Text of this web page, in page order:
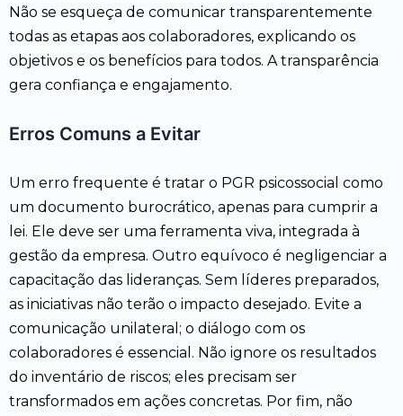
Não se esqueça de comunicar transparentemente
todas as etapas aos colaboradores, explicando os
objetivos e os benefícios para todos. A transparência
gera confiança e engajamento.
Erros Comuns a Evitar
Um erro frequente é tratar o PGR psicossocial como
um documento burocrático, apenas para cumprir a
lei. Ele deve ser uma ferramenta viva, integrada à
gestão da empresa. Outro equívoco é negligenciar a
capacitação das lideranças. Sem líderes preparados,
as iniciativas não terão o impacto desejado. Evite a
comunicação unilateral; o diálogo com os
colaboradores é essencial. Não ignore os resultados
do inventário de riscos; eles precisam ser
transformados em ações concretas. Por fim, não